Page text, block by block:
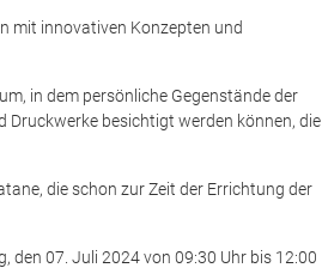
mit innovativen Konzepten und
in dem persönliche Gegenstände der
Druckwerke besichtigt werden können, die
die schon zur Zeit der Errichtung der
den 07. Juli 2024 von 09:30 Uhr bis 12:00